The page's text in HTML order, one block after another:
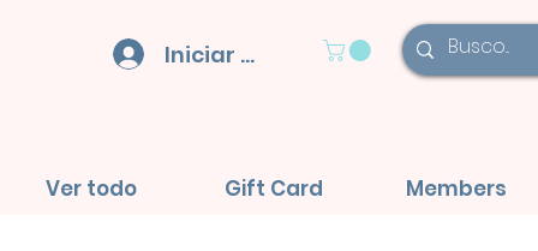
Iniciar sesión
Ver todo Gift Card Members